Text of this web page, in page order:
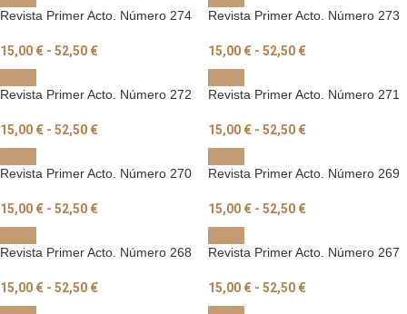
Revista Primer Acto. Número 274
15,00 € - 52,50 €
Revista Primer Acto. Número 273
15,00 € - 52,50 €
Revista Primer Acto. Número 272
15,00 € - 52,50 €
Revista Primer Acto. Número 271
15,00 € - 52,50 €
Revista Primer Acto. Número 270
15,00 € - 52,50 €
Revista Primer Acto. Número 269
15,00 € - 52,50 €
Revista Primer Acto. Número 268
15,00 € - 52,50 €
Revista Primer Acto. Número 267
15,00 € - 52,50 €